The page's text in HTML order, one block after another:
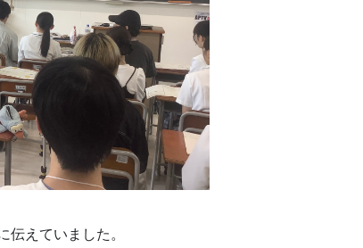
伝えていました。